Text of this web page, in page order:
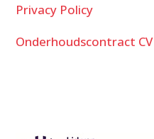
Privacy Policy
Onderhoudscontract CV